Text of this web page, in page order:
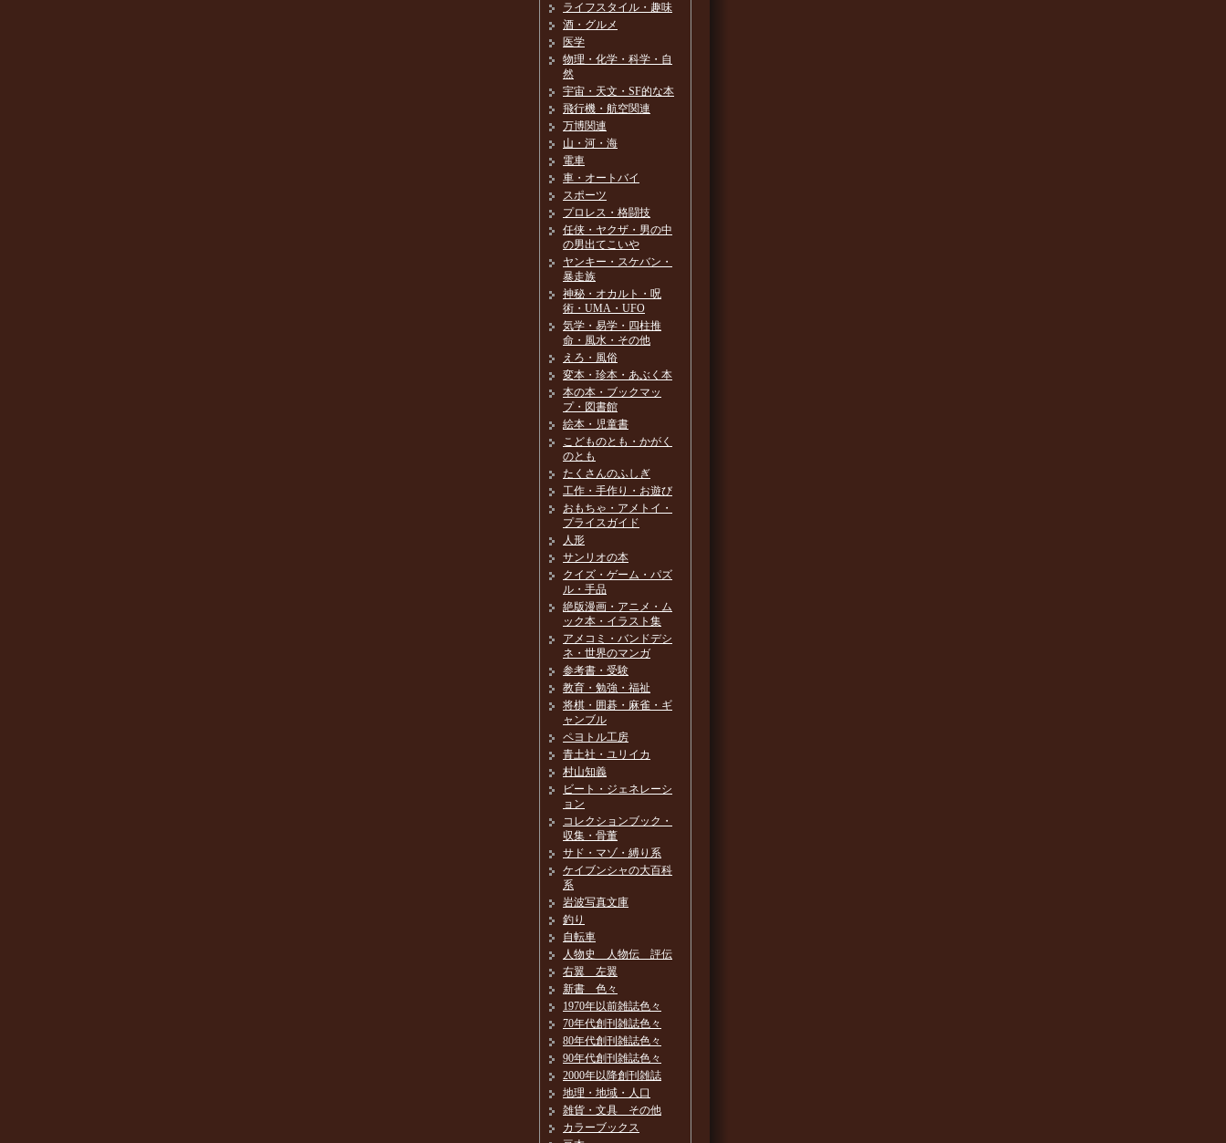
ライフスタイル・趣味
酒・グルメ
医学
物理・化学・科学・自
然
宇宙・天文・SF的な本
飛行機・航空関連
万博関連
山・河・海
電車
車・オートバイ
スポーツ
プロレス・格闘技
任侠・ヤクザ・男の中
の男出てこいや
ヤンキー・スケバン・
暴走族
神秘・オカルト・呪
術・UMA・UFO
気学・易学・四柱推
命・風水・その他
えろ・風俗
変本・珍本・あぶく本
本の本・ブックマッ
プ・図書館
絵本・児童書
こどものとも・かがく
のとも
たくさんのふしぎ
工作・手作り・お遊び
おもちゃ・アメトイ・
プライスガイド
人形
サンリオの本
クイズ・ゲーム・パズ
ル・手品
絶版漫画・アニメ・ム
ック本・イラスト集
アメコミ・バンドデシ
ネ・世界のマンガ
参考書・受験
教育・勉強・福祉
将棋・囲碁・麻雀・ギ
ャンブル
ペヨトル工房
青土社・ユリイカ
村山知義
ビート・ジェネレーシ
ョン
コレクションブック・
収集・骨董
サド・マゾ・縛り系
ケイブンシャの大百科
系
岩波写真文庫
釣り
自転車
人物史 人物伝 評伝
右翼 左翼
新書 色々
1970年以前雑誌色々
70年代創刊雑誌色々
80年代創刊雑誌色々
90年代創刊雑誌色々
2000年以降創刊雑誌
地理・地域・人口
雑貨・文具 その他
カラーブックス